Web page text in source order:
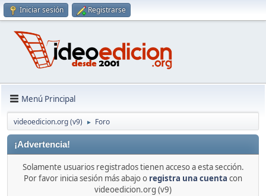
Iniciar sesión Registrarse
Menú Principal
videoedicion.org (v9) ► Foro
¡Advertencia!
Solamente usuarios registrados tienen acceso a esta sección.
Por favor inicia sesión más abajo o registra una cuenta con
videoedicion.org (v9)